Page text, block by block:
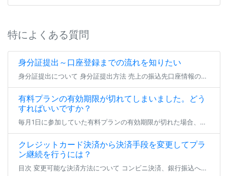
特によくある質問
身分証提出～口座登録までの流れを知りたい
身分証提出について 身分証提出方法 売上の振込先口座情報の登録（または編集） よくあるご質問 身分証提出について ファンティアにてファンクラブを開設する場合、 全年齢・成人向けを問わず全てのファンクラブにて身分証の提出が […]
有料プランの有効期限が切れてしまいました。どう
すればいいですか？
毎月1日に参加していた有料プランの有効期限が切れた場合、登録状態は支払い猶予期間へと移行します。 23日23:59までの間、参加中のファンクラブは無料プランへの仮移行状態となり、有効期限を更新せず24日となった場合にその […]
クレジットカード決済から決済手段を変更してプラ
ン継続を行うには？
目次 変更可能な決済方法について コンビニ決済、銀行振込への変更 とらコインへの変更 変更可能な決済方法について クレジットカード決済以外で現在加入中の有料プラン継続を行いたい場合、 登録済みのクレジットカードを削除いた […]